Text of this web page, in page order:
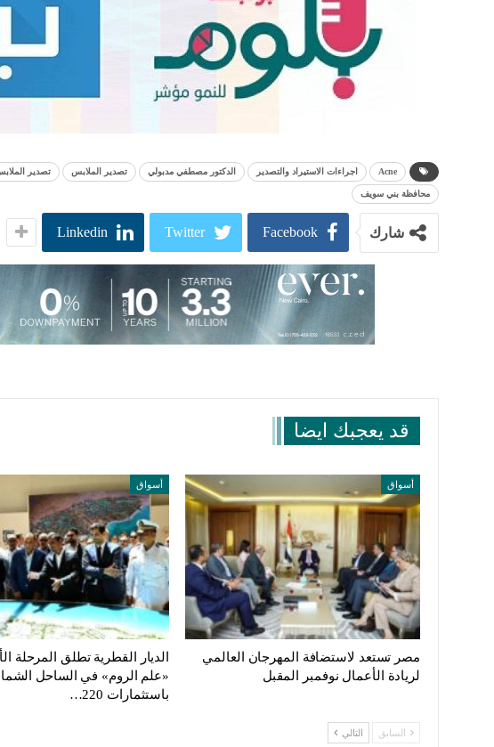
Acne اجراءات الاستيراد والتصدير الدكتور مصطفي مدبولي تصدير الملابس تصدير
محافظة بني سويف
شارك Facebook
Twitter
Linkedin
قد يعجبك ايضا
أسواق
مصر تستعد لاستضافة المهرجان العالمي
لريادة الأعمال نوفمبر المقبل
أسواق
الديار القطرية تطلق المرحلة
«علم الروم» في الساحل
باستثمارات 220…
السابق التالي